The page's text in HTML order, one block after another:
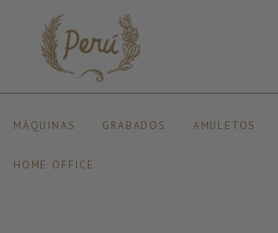
MÁQUINAS GRABADOS AMULETOS
HOME OFFICE